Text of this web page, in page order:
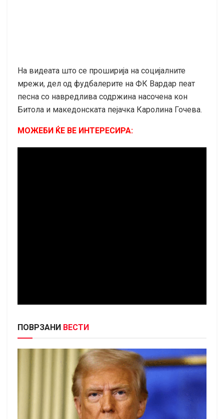
На видеата што се проширија на социјалните
мрежи, дел од фудбалерите на ФК Вардар пеат
песна со навредлива содржина насочена кон
Битола и македонската пејачка Каролина Гочева.
МОЖЕБИ ЌЕ ВЕ ИНТЕРЕСИРА:
ПОВРЗАНИ ВЕСТИ